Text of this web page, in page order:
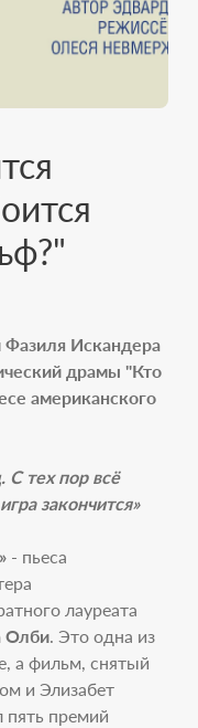
Фазиля Искандера
драмы "Кто
американского
С тех пор всё
закончится»
- пьеса
лауреата
Олби. Это одна из
а фильм, снятый
и Элизабет
пять премий